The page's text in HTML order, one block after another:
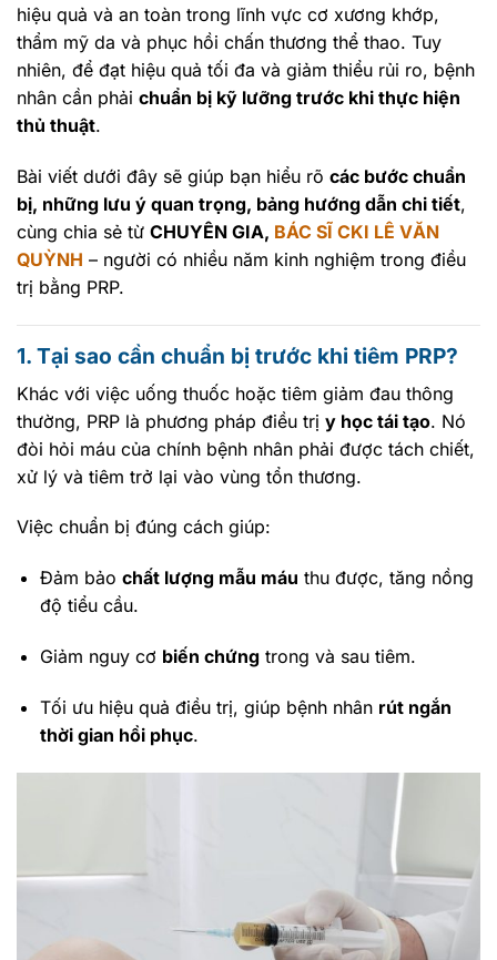
hiệu quả và an toàn trong lĩnh vực cơ xương khớp,
thẩm mỹ da và phục hồi chấn thương thể thao. Tuy
nhiên, để đạt hiệu quả tối đa và giảm thiểu rủi ro, bệnh
nhân cần phải chuẩn bị kỹ lưỡng trước khi thực hiện
thủ thuật.
Bài viết dưới đây sẽ giúp bạn hiểu rõ các bước chuẩn
bị, những lưu ý quan trọng, bảng hướng dẫn chi tiết,
cùng chia sẻ từ CHUYÊN GIA, BÁC SĨ CKI LÊ VĂN
QUỲNH – người có nhiều năm kinh nghiệm trong điều
trị bằng PRP.
1. Tại sao cần chuẩn bị trước khi tiêm PRP?
Khác với việc uống thuốc hoặc tiêm giảm đau thông
thường, PRP là phương pháp điều trị y học tái tạo. Nó
đòi hỏi máu của chính bệnh nhân phải được tách chiết,
xử lý và tiêm trở lại vào vùng tổn thương.
Việc chuẩn bị đúng cách giúp:
Đảm bảo chất lượng mẫu máu thu được, tăng nồng
độ tiểu cầu.
Giảm nguy cơ biến chứngtrong và sau tiêm.
Tối ưu hiệu quả điều trị, giúp bệnh nhân rút ngắn
thời gian hồi phục.